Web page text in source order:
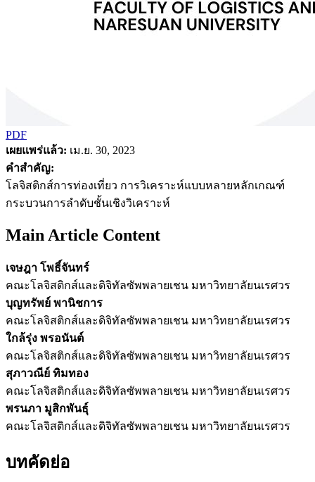
PDF
เผยแพร่แล้ว: เม.ย. 30, 2023
คำสำคัญ:
โลจิสติกส์การท่องเที่ยว การวิเคราะห์แบบหลายหลักเกณฑ์
กระบวนการลำดับชั้นเชิงวิเคราะห์
Main Article Content
เจษฎา โพธิ์จันทร์
คณะโลจิสติกส์และดิจิทัลซัพพลายเชน มหาวิทยาลัยนเรศวร
บุญทรัพย์ พานิชการ
คณะโลจิสติกส์และดิจิทัลซัพพลายเชน มหาวิทยาลัยนเรศวร
ใกล้รุ่ง พรอนันต์
คณะโลจิสติกส์และดิจิทัลซัพพลายเชน มหาวิทยาลัยนเรศวร
สุภาวณีย์ ทิมทอง
คณะโลจิสติกส์และดิจิทัลซัพพลายเชน มหาวิทยาลัยนเรศวร
พรนภา มูสิกพันธุ์
คณะโลจิสติกส์และดิจิทัลซัพพลายเชน มหาวิทยาลัยนเรศวร
บทคัดย่อ